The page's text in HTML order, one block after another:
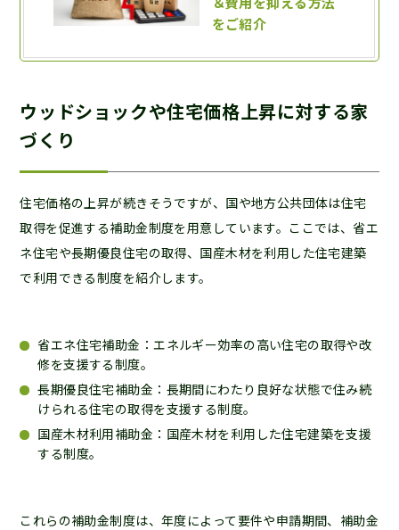
ウッドショックや住宅価格上昇に対する家
づくり
住宅価格の上昇が続きそうですが、国や地方公共団体は住宅
取得を促進する補助金制度を用意しています。ここでは、省エ
ネ住宅や長期優良住宅の取得、国産木材を利用した住宅建築
で利用できる制度を紹介します。
省エネ住宅補助金：エネルギー効率の高い住宅の取得や改
修を支援する制度。
長期優良住宅補助金：長期間にわたり良好な状態で住み続
けられる住宅の取得を支援する制度。
国産木材利用補助金：国産木材を利用した住宅建築を支援
する制度。
これらの補助金制度は、年度によって要件や申請期間、補助金